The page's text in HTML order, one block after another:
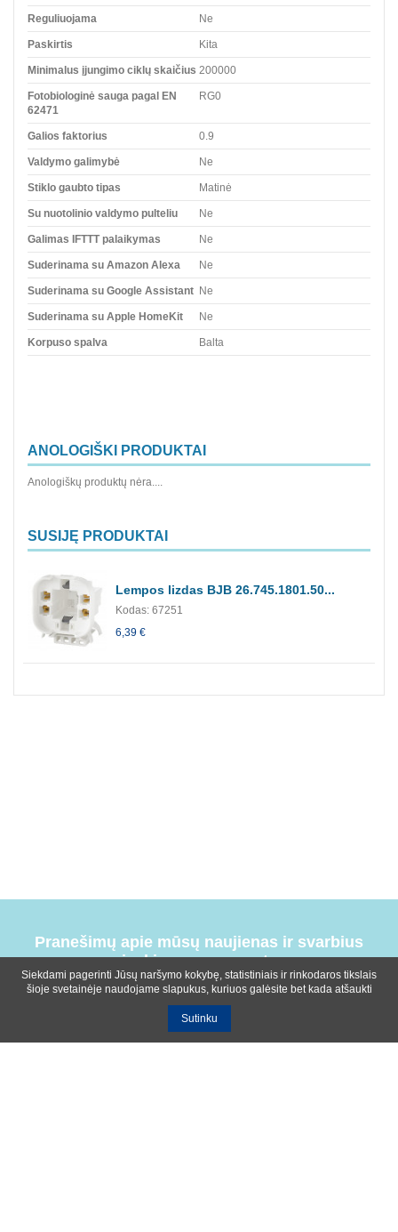
Reguliuojama Ne
Paskirtis Kita
Minimalus įjungimo ciklų skaičius 200000
Fotobiologinė sauga pagal EN
62471
RG0
Galios faktorius 0.9
Valdymo galimybė Ne
Stiklo gaubto tipas Matinė
Su nuotolinio valdymo pulteliu Ne
Galimas IFTTT palaikymas Ne
Suderinama su Amazon Alexa Ne
Suderinama su Google Assistant Ne
Suderinama su Apple HomeKit Ne
Korpuso spalva Balta
ANOLOGIŠKI PRODUKTAI
Anologiškų produktų nėra....
SUSIJĘ PRODUKTAI
Lempos lizdas BJB 26.745.1801.50...
Kodas: 67251
6,39 €
Pranešimų apie mūsų naujienas ir svarbius
įvykius prenumerata
Siekdami pagerinti Jūsų naršymo kokybę, statistiniais ir rinkodaros tikslais
šioje svetainėje naudojame slapukus, kuriuos galėsite bet kada atšaukti
Sutinku